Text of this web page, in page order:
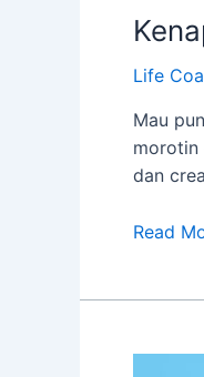
Life
Mau
morotin
dan
Kenapa
Read